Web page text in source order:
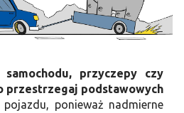
przyczepy czy
przestrzegaj podstawowych
pojazdu, ponieważ nadmierne